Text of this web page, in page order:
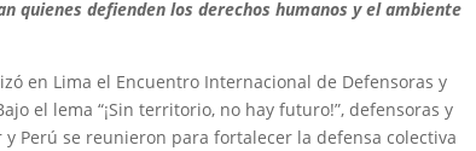
quienes defienden los derechos humanos y el ambiente
en Lima el Encuentro Internacional de Defensoras y
el lema “¡Sin territorio, no hay futuro!”, defensoras y
Perú se reunieron para fortalecer la defensa colectiva